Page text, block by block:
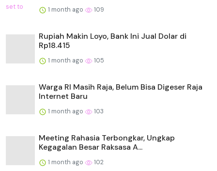
1 month ago 109
Rupiah Makin Loyo, Bank Ini Jual Dolar di
Rp18.415
1 month ago 105
Warga RI Masih Raja, Belum Bisa Digeser Raja
Internet Baru
1 month ago 103
Meeting Rahasia Terbongkar, Ungkap
Kegagalan Besar Raksasa A...
1 month ago 102